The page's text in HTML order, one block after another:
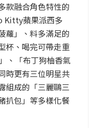
款融合角色特性的
Kitty蘋果派西多
蘿」、料多滿足的
杯、喝完可帶走重
、「布丁狗柚香氣
時更有三位明星共
組成的「三麗鷗三
扒包」等多樣化餐